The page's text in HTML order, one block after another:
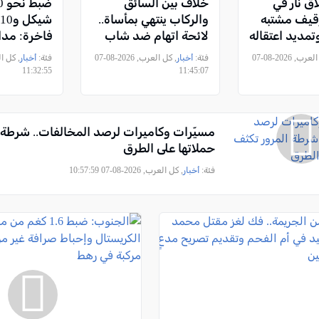
نار في
مشتبه
اعتقاله
, كل العرب, 2026-08-07
خلاف بين السائق
والركاب ينتهي بمأساة..
لائحة اتهام ضد شاب
من دورا بتهمة قتل
شخص ومحاولتي قتل
فئة: أخبار
, كل العرب, 2026-08-07
11:45:07
فاخرة:
ضد
حيفا
فئة:أخبار
11:32:55
مسيّرات وكاميرات لرصد المخالفات.. شرطة
حملاتها على الطرق
فئة: أخبار , كل العرب, 2026-08-07 10:57:59